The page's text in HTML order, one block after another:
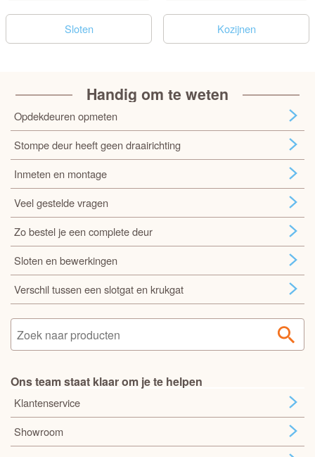
Sloten Kozijnen
Handig om te weten
Opdekdeuren opmeten
Stompe deur heeft geen draairichting
Inmeten en montage
Veel gestelde vragen
Zo bestel je een complete deur
Sloten en bewerkingen
Verschil tussen een slotgat en krukgat
Ons team staat klaar om je te helpen
Klantenservice
Showroom